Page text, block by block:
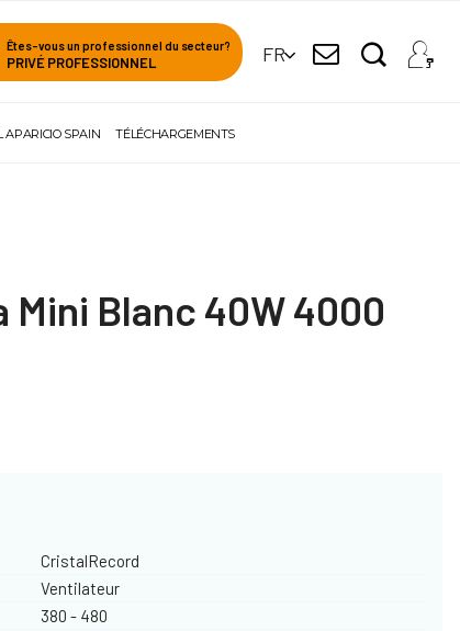
Êtes-vous un professionnel du secteur?
PRIVÉ PROFESSIONNEL FR
APARICIO SPAIN TÉLÉCHARGEMENTS
Blanc 40W 4000
CristalRecord
Ventilateur
380 - 480